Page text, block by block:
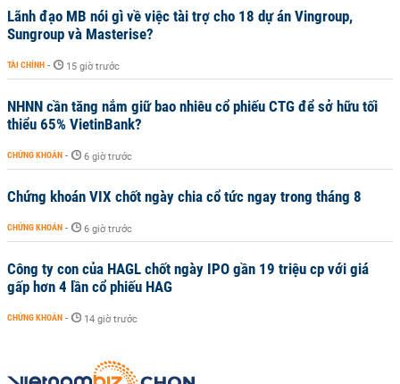
Lãnh đạo MB nói gì về việc tài trợ cho 18 dự án Vingroup,
Sungroup và Masterise?
TÀI CHÍNH - 15 giờ trước
NHNN cần tăng nắm giữ bao nhiêu cổ phiếu CTG để sở hữu tối
thiểu 65% VietinBank?
CHỨNG KHOÁN - 6 giờ trước
Chứng khoán VIX chốt ngày chia cổ tức ngay trong tháng 8
CHỨNG KHOÁN - 6 giờ trước
Công ty con của HAGL chốt ngày IPO gần 19 triệu cp với giá
gấp hơn 4 lần cổ phiếu HAG
CHỨNG KHOÁN - 14 giờ trước